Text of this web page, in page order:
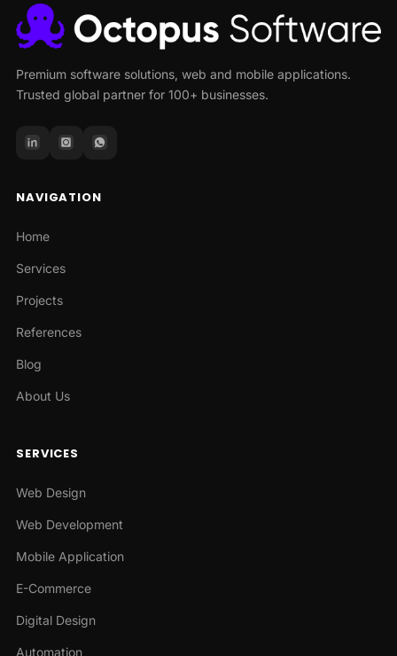
Premium software solutions, web and mobile applications.
Trusted global partner for 100+ businesses.
NAVIGATION
Home
Services
Projects
References
Blog
About Us
SERVICES
Web Design
Web Development
Mobile Application
E-Commerce
Digital Design
Automation